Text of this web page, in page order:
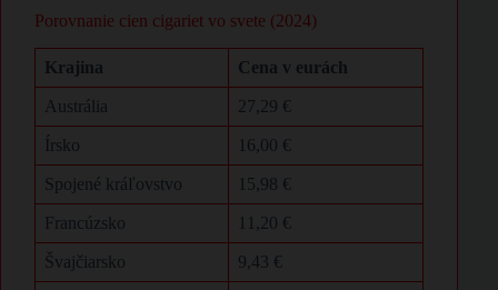
Porovnanie cien cigariet vo svete (2024)
Krajina Cena v eurách
Austrália 27,29 €
Írsko 16,00 €
Spojené kráľovstvo 15,98 €
Francúzsko 11,20 €
Švajčiarsko 9,43 €